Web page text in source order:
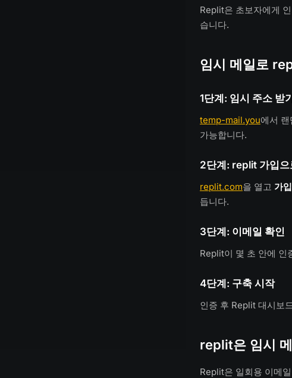
Replit은 초보자에게
습니다.
임시 메일로
1단계: 임시 주소 받기
temp-mail.you에서
가능합니다.
2단계: replit 가입으
replit.com을 열고 가입
듭니다.
3단계: 이메일 확인
Replit이 몇 초 안에 인
4단계: 구축 시작
인증 후 Replit 대시보
replit은 임시
Replit은 일회용 이메